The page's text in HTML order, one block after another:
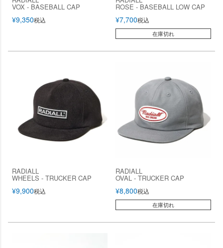
VOX - BASEBALL CAP
¥9,350税込
ROSE - BASEBALL LOW CAP
¥7,700税込
在庫切れ
RADIALL
WHEELS - TRUCKER CAP
¥9,900税込
RADIALL
OVAL - TRUCKER CAP
¥8,800税込
在庫切れ